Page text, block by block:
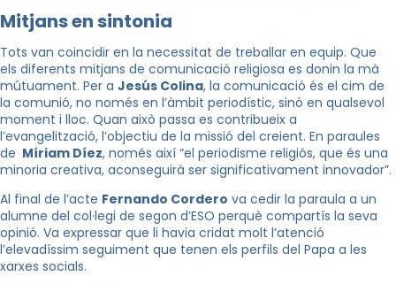
Mitjans en sintonia
Tots van coincidir en la necessitat de treballar en equip. Que
els diferents mitjans de comunicació religiosa es donin la mà
mútuament. Per a Jesús Colina, la comunicació és el cim de
la comunió, no només en l’àmbit periodístic, sinó en qualsevol
moment i lloc. Quan això passa es contribueix a
l’evangelització, l’objectiu de la missió del creient. En paraules
de Míriam Díez, només així “el periodisme religiós, que és una
minoria creativa, aconseguirà ser significativament innovador”.
Al final de l’acte Fernando Cordero va cedir la paraula a un
alumne del col·legi de segon d’ESO perquè compartís la seva
opinió. Va expressar que li havia cridat molt l’atenció
l’elevadíssim seguiment que tenen els perfils del Papa a les
xarxes socials.